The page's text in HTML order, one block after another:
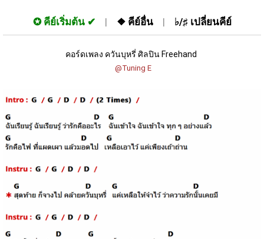
✪ คีย์เริ่มต้น ❖ คีย์อื่น ♭/♯ เปลี่ยนคีย์
คอร์ดเพลง ควันบุหรี่ ศิลปิน Freehand
@Tuning E